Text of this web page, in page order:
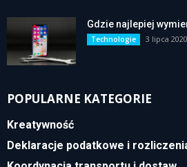
Gdzie najlepiej
Technologie 3 lipca 2020
POPULARNE KATEGORIE
Kreatywność
Deklaracje podatkowe i